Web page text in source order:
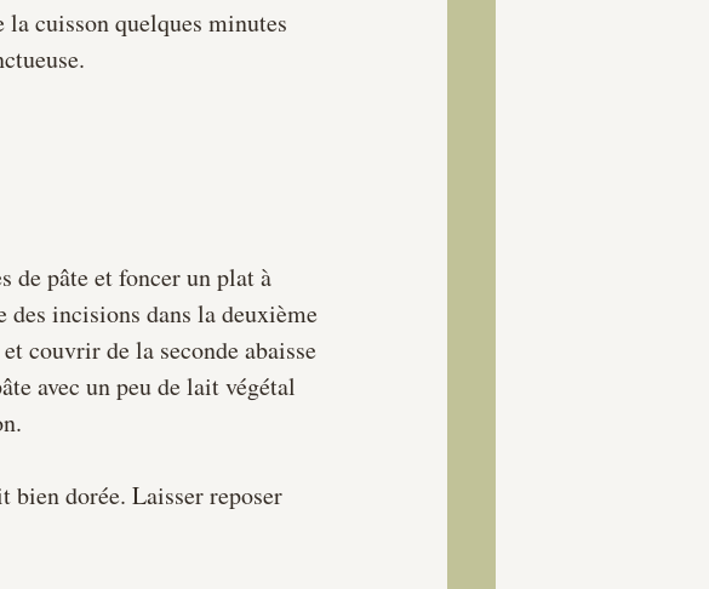
cuisson quelques minutes
de pâte et foncer un plat à
des incisions dans la deuxième
couvrir de la seconde abaisse
avec un peu de lait végétal
bien dorée. Laisser reposer